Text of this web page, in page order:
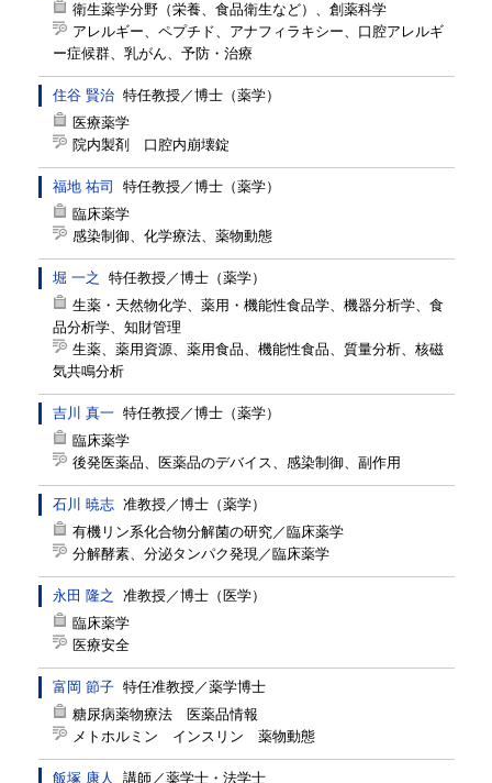
衛生薬学分野（栄養、食品衛生など）、創薬科学
アレルギー、ペプチド、アナフィラキシー、口腔アレルギ
ー症候群、乳がん、予防・治療
住谷 賢治 特任教授／博士（薬学）
医療薬学
院内製剤 口腔内崩壊錠
福地 祐司 特任教授／博士（薬学）
臨床薬学
感染制御、化学療法、薬物動態
堀 一之 特任教授／博士（薬学）
生薬・天然物化学、薬用・機能性食品学、機器分析学、食
品分析学、知財管理
生薬、薬用資源、薬用食品、機能性食品、質量分析、核磁
気共鳴分析
吉川 真一 特任教授／博士（薬学）
臨床薬学
後発医薬品、医薬品のデバイス、感染制御、副作用
石川 暁志 准教授／博士（薬学）
有機リン系化合物分解菌の研究／臨床薬学
分解酵素、分泌タンパク発現／臨床薬学
永田 隆之 准教授／博士（医学）
臨床薬学
医療安全
富岡 節子 特任准教授／薬学博士
糖尿病薬物療法 医薬品情報
メトホルミン インスリン 薬物動態
飯塚 康人 講師／薬学士・法学士